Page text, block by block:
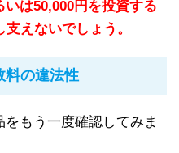
は50,000円を投資する
えないでしょう。
料の違法性
もう一度確認してみま